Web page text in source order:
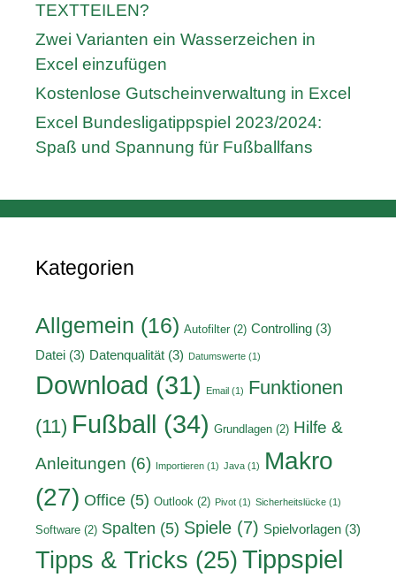
TEXTTEILEN?
Zwei Varianten ein Wasserzeichen in
Excel einzufügen
Kostenlose Gutscheinverwaltung in Excel
Excel Bundesligatippspiel 2023/2024:
Spaß und Spannung für Fußballfans
Kategorien
Allgemein (16) Autofilter (2) Controlling (3)
Datei (3) Datenqualität (3) Datumswerte (1)
Download (31) Email (1) Funktionen
(11) Fußball (34) Grundlagen (2) Hilfe &
Anleitungen (6) Importieren (1) Java (1)
Makro
(27) Office (5) Outlook (2) Pivot (1) Sicherheitslücke (1)
Software (2) Spalten (5) Spiele (7) Spielvorlagen (3)
Tipps & Tricks (25)Tippspiel